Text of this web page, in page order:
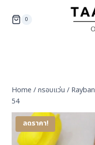
0
Home /กรอบแว่น / Rayban
54
ลดราคา!